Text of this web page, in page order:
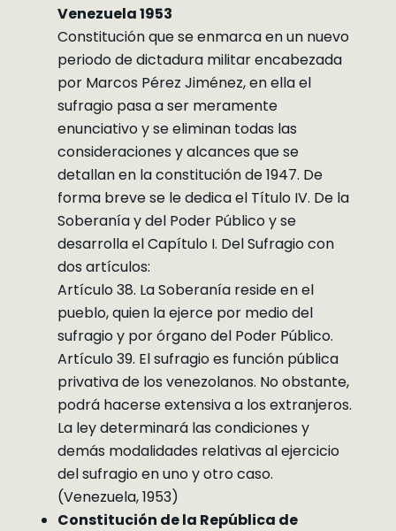
Venezuela 1953
Constitución que se enmarca en un nuevo
periodo de dictadura militar encabezada
por Marcos Pérez Jiménez, en ella el
sufragio pasa a ser meramente
enunciativo y se eliminan todas las
consideraciones y alcances que se
detallan en la constitución de 1947. De
forma breve se le dedica el Título IV. De la
Soberanía y del Poder Público y se
desarrolla el Capítulo I. Del Sufragio con
dos artículos:
Artículo 38. La Soberanía reside en el
pueblo, quien la ejerce por medio del
sufragio y por órgano del Poder Público.
Artículo 39. El sufragio es función pública
privativa de los venezolanos. No obstante,
podrá hacerse extensiva a los extranjeros.
La ley determinará las condiciones y
demás modalidades relativas al ejercicio
del sufragio en uno y otro caso.
(Venezuela, 1953)
Constitución de la República de